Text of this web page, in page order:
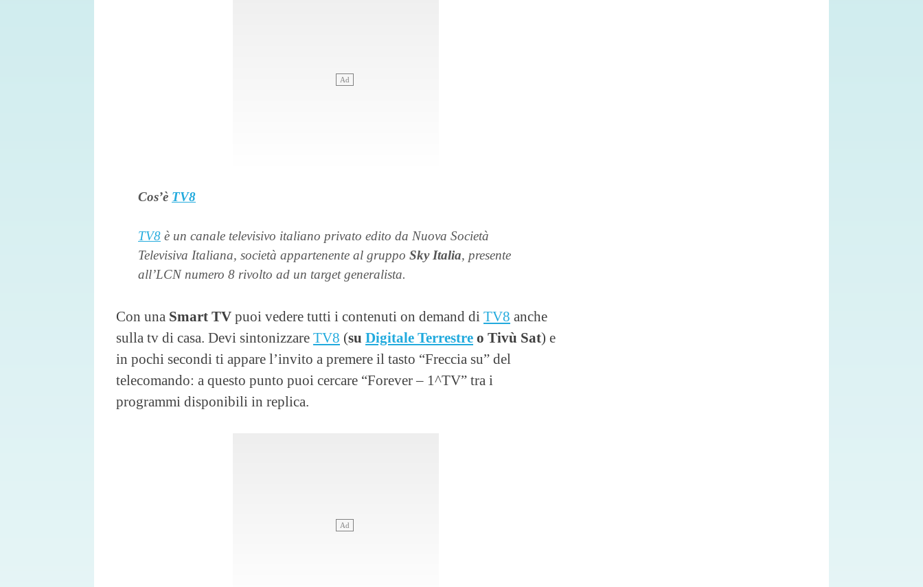
Cos’è TV8
TV8 è un canale televisivo italiano privato edito da Nuova Società
Televisiva Italiana, società appartenente al gruppo Sky Italia, presente
all’LCN numero 8 rivolto ad un target generalista.
Con una Smart TV puoi vedere tutti i contenuti on demand di TV8 anche
sulla tv di casa. Devi sintonizzare TV8 (su Digitale Terrestre o Tivù Sat) e
in pochi secondi ti appare l’invito a premere il tasto “Freccia su” del
telecomando: a questo punto puoi cercare “Forever – 1^TV” tra i
programmi disponibili in replica.